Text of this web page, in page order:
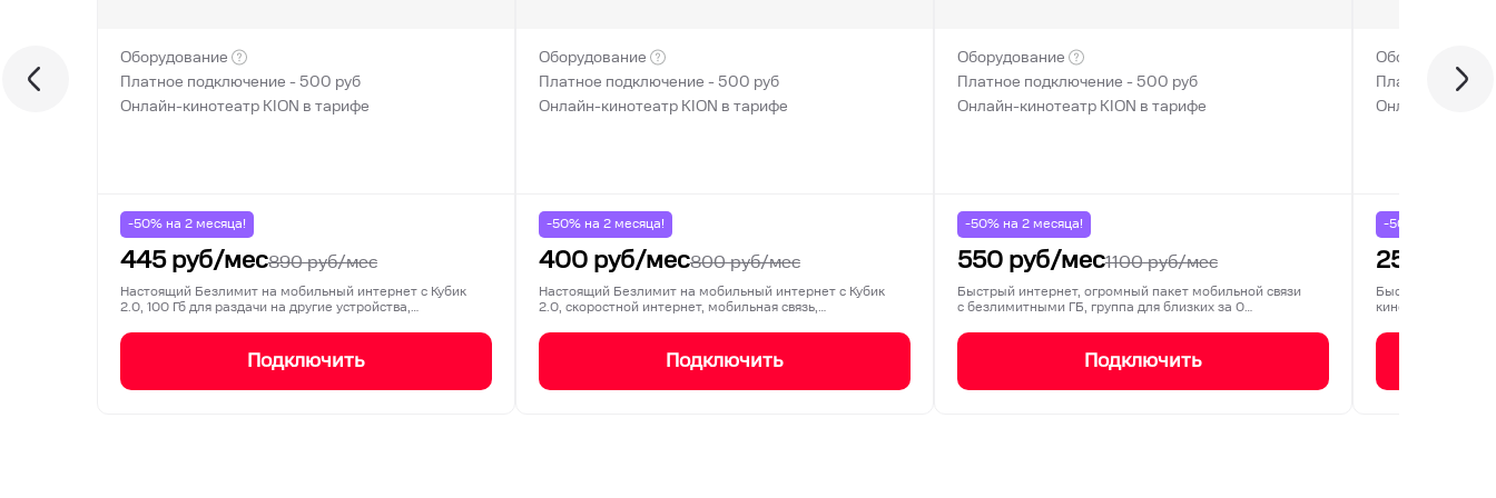
Оборудование
Платное подключение -500 руб
Онлайн-кинотеатр KION в тарифе
-50% на 2 месяца!
445руб/мес890руб/мес
Настоящий Безлимит на мобильный интернет с Кубик
2.0, 100 Гб для раздачи на другие устройства,…
Подключить
Оборудование
Платное подключение -500 руб
Онлайн-кинотеатр KION в тарифе
-50% на 2месяца!
400руб/мес800руб/мес
Настоящий Безлимит на мобильный интернет с Кубик
2.0, скоростной интернет, мобильная связь,…
Подключить
Оборудование
Платное подключение -500 руб
Онлайн-кинотеатр KION в тарифе
-50% на 2месяца!
550руб/мес1100руб/мес
Быстрый интернет, огромный пакет мобильной связи
с безлимитными ГБ, группа для близких за 0…
Подключить
Оборудование
Платное
Онлайн-
-50% на
250
Быстрый
кинотеатр KION.